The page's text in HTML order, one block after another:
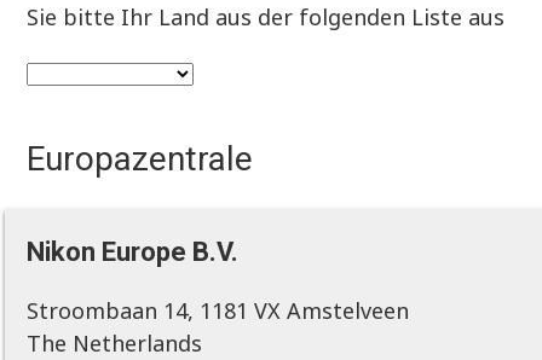
Sie bitte Ihr Land aus der folgenden Liste aus
Europazentrale
Nikon Europe B.V.
Stroombaan 14, 1181 VX Amstelveen
The Netherlands